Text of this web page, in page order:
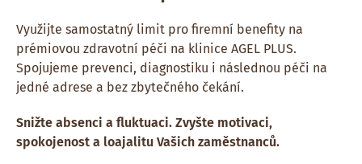
Využijte samostatný limit pro firemní benefity na
prémiovou zdravotní péči na klinice AGEL PLUS.
Spojujeme prevenci, diagnostiku i následnou péči na
jedné adrese a bez zbytečného čekání.
Snižte absenci a fluktuaci. Zvyšte motivaci,
spokojenost a loajalitu Vašich zaměstnanců.